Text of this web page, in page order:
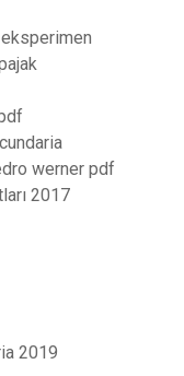
werner pdf
2017
2019